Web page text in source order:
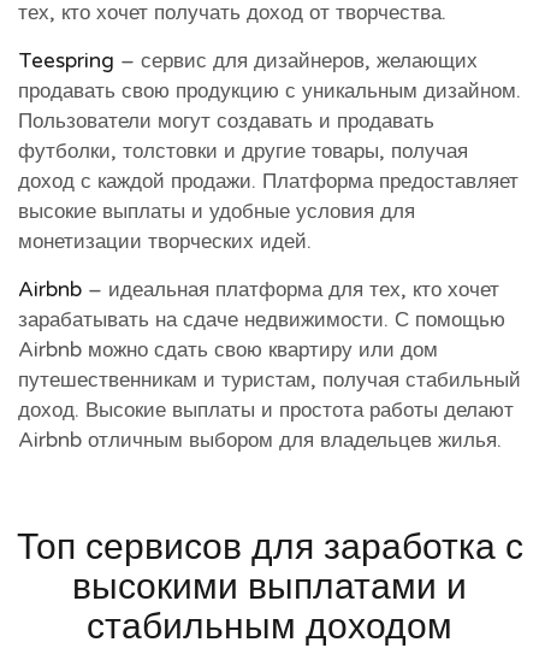
тех, кто хочет получать доход от творчества.
Teespring – сервис для дизайнеров, желающих
продавать свою продукцию с уникальным дизайном.
Пользователи могут создавать и продавать
футболки, толстовки и другие товары, получая
доход с каждой продажи. Платформа предоставляет
высокие выплаты и удобные условия для
монетизации творческих идей.
Airbnb – идеальная платформа для тех, кто хочет
зарабатывать на сдаче недвижимости. С помощью
Airbnb можно сдать свою квартиру или дом
путешественникам и туристам, получая стабильный
доход. Высокие выплаты и простота работы делают
Airbnb отличным выбором для владельцев жилья.
Топ сервисов для заработка с
высокими выплатами и
стабильным доходом